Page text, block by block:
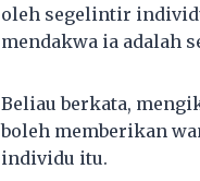
oleh segelintir
mendakwa ia adalah
Beliau berkata,
boleh memberikan
individu itu.